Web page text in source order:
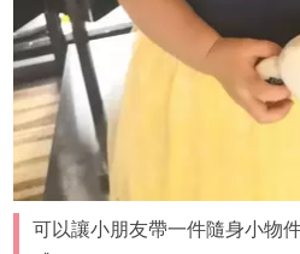
可以讓小朋友帶一件隨身小物